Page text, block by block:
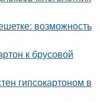
возможность
к брусовой
гипсокартоном в